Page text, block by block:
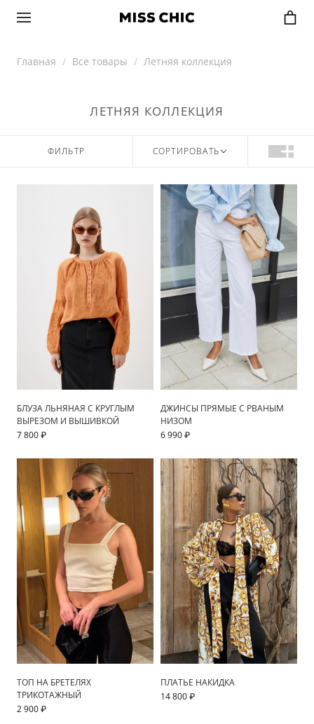
Главная Все товары Летняя коллекция
ЛЕТНЯЯ КОЛЛЕКЦИЯ
СОРТИРОВАТЬ
ФИЛЬТР
БЛУЗА ЛЬНЯНАЯ С КРУГЛЫМ
ВЫРЕЗОМ И ВЫШИВКОЙ
7 800 ₽
ДЖИНСЫ ПРЯМЫЕ С РВАНЫМ
НИЗОМ
6 990 ₽
ТОП НА БРЕТЕЛЯХ
ТРИКОТАЖНЫЙ
2 900 ₽
ПЛАТЬЕ НАКИДКА
14 800 ₽